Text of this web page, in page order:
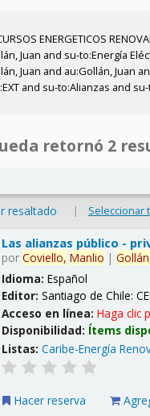
ENERGETICOS
Juan and su-to:Energía
Juan and au:Gollán, Juan
and su-to:Alianzas and
retornó 2
resaltado | Seleccionar
Las alianzas público -
porCoviello, Manlio |
Idioma:Español
Editor:Santiago de Chile:
Acceso en línea:Haga clic
Disponibilidad: Ítems
Listas: Caribe-Energía
Hacer reserva